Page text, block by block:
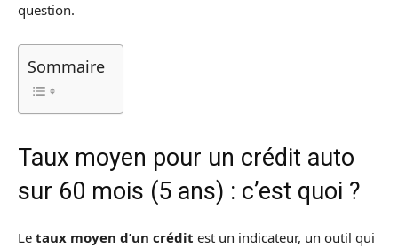
question.
Sommaire
Taux moyen pour un crédit auto
sur 60 mois (5 ans) : c’est quoi ?
Le taux moyen d’un crédit est un indicateur, un outil qui